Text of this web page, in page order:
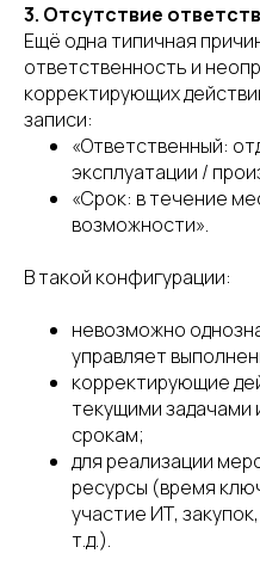
3. Отсутствие
Ещё одна типичная
ответственность и
корректирующих
записи:
«Ответственный:
эксплуатации /
«Срок: в течение
возможности».
В такой конфигурации:
невозможно
управляет
корректирующие
текущими задачами
срокам;
для реализации
ресурсы (время
участие ИТ,
т.д.).